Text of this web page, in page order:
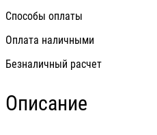
Способы оплаты
Оплата наличными
Безналичный расчет
Описание